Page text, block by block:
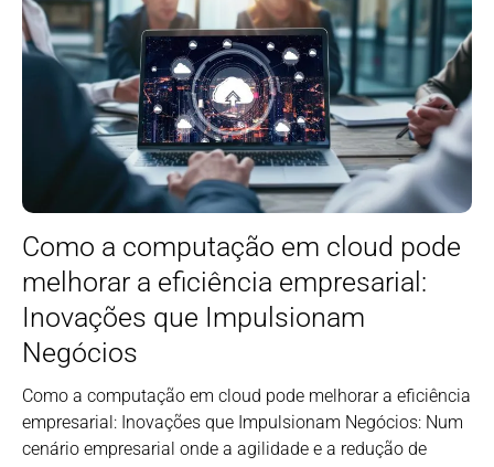
Como a computação em cloud pode
melhorar a eficiência empresarial:
Inovações que Impulsionam
Negócios
Como a computação em cloud pode melhorar a eficiência
empresarial: Inovações que Impulsionam Negócios: Num
cenário empresarial onde a agilidade e a redução de